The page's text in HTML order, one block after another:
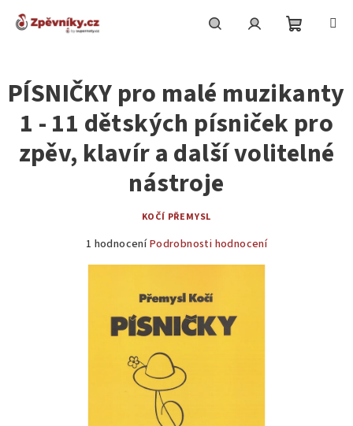
košík
PÍSNIČKY pro malé muzikanty
1 - 11 dětských písniček pro
zpěv, klavír a další volitelné
nástroje
KOČÍ PŘEMYSL
Průměrné
hvězdiček.
1 hodnoceníPodrobnosti hodnocení